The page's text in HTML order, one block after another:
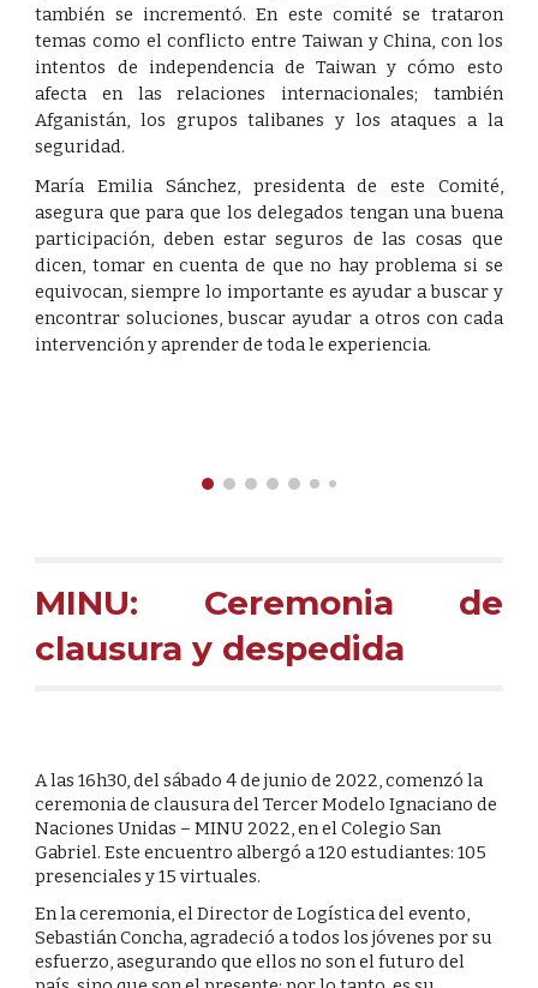
también se incrementó. En este comité se trataron
temas como el conflicto entre Taiwan y China, con los
intentos de independencia de Taiwan y cómo esto
afecta en las relaciones internacionales; también
Afganistán, los grupos talibanes y los ataques a la
seguridad.
María Emilia Sánchez, presidenta de este Comité,
asegura que para que los delegados tengan una buena
participación, deben estar seguros de las cosas que
dicen, tomar en cuenta de que no hay problema si se
equivocan, siempre lo importante es ayudar a buscar y
encontrar soluciones, buscar ayudar a otros con cada
intervención y aprender de toda le experiencia.
MINU: Ceremonia de
clausura y despedida
A las 16h30, del sábado 4 de junio de 2022, comenzó la
ceremonia de clausura del Tercer Modelo Ignaciano de
Naciones Unidas – MINU 2022, en el Colegio San
Gabriel. Este encuentro albergó a 120 estudiantes: 105
presenciales y 15 virtuales.
En la ceremonia, el Director de Logística del evento,
Sebastián Concha, agradeció a todos los jóvenes por su
esfuerzo, asegurando que ellos no son el futuro del